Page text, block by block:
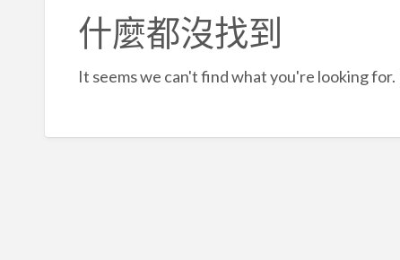
什麼都沒找到
It seems we can't find what you're looking for.